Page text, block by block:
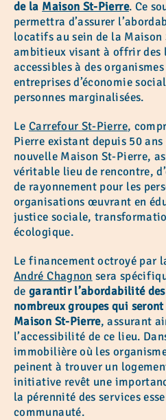
de la Maison St-Pierre. Ce
permettra d’assurer
locatifs au sein de la
ambitieux visant à offrir des
accessibles à des
entreprises d’économie
personnes marginalisées.
LeCarrefour St-Pierre,
Pierre existant depuis 50
nouvelle Maison St-Pierre,
véritable lieu de rencontre,
de rayonnement pour les
organisations œuvrant en
justice sociale,
écologique.
Le financement octroyé par
André Chagnon sera
degarantir l’abordabilité
nombreux groupes qui
Maison St-Pierre, assurant
l’accessibilité de ce lieu.
immobilière où les
peinent à trouver un
initiative revêt une
la pérennité des services
communauté.